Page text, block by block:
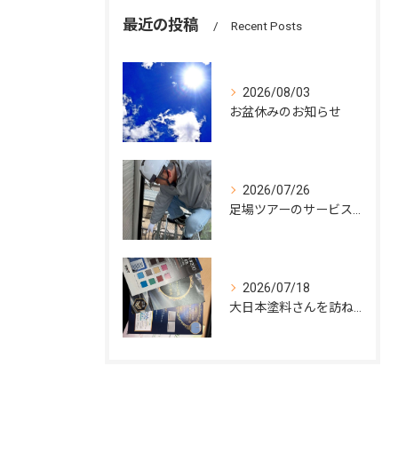
最近の投稿 Recent Posts
2026/08/03
お盆休みのお知らせ
2026/07/26
2026/07/18